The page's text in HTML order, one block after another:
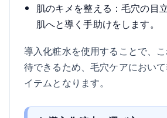
肌のキメを整える：毛穴の目
肌へと導く手助けをします。
導入化粧水を使用することで、
待できるため、毛穴ケアにおい
イテムとなります。